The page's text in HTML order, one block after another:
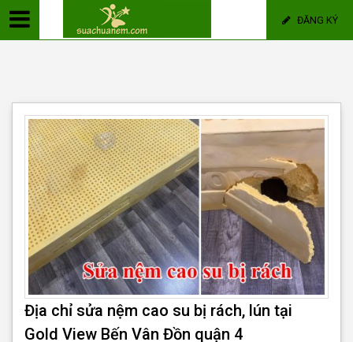
ĐĂNG KÝ
Địa chỉ sửa nệm cao su bị rách, lún tại
Gold View Bến Vân Đồn quận 4